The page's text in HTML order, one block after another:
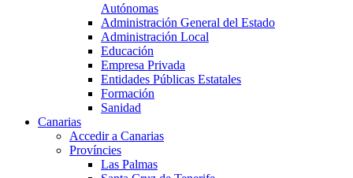
Autónomas
Administración General del Estado
Administración Local
Educación
Empresa Privada
Entidades Públicas Estatales
Formación
Sanidad
Canarias
Accedir a Canarias
Províncies
Las Palmas